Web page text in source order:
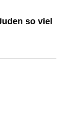
so viel